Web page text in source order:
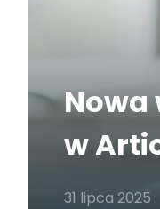
Nowa
w
31 lipca 2025